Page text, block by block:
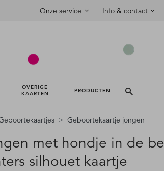
Onze service Info & contact
OVERIGE
KAARTEN
PRODUCTEN
Geboortekaartje jongen
met hondje in de
silhouet kaartje